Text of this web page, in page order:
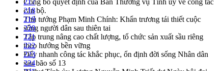
Công bố quyết định của Ban Thường vụ Tỉnh ủy về công tác
cán bộ.
Thủ tướng Phạm Minh Chính: Khẩn trương tái thiết cuộc
sống người dân sau thiên tai
Tập trung nâng cao chất lượng, tổ chức sản xuất sầu riêng
theo hướng bền vững
Đẩy nhanh công tác khắc phục, ổn định đời sống Nhân dân
sau bão số 13
217
218
219
220
221
222
223
224